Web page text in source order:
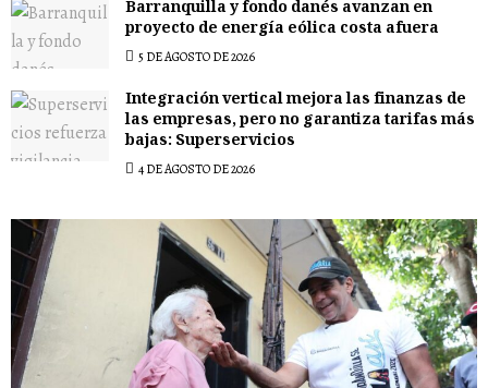
Barranquilla y fondo danés avanzan en
proyecto de energía eólica costa afuera
5 DE AGOSTO DE 2026
Integración vertical mejora las finanzas de
las empresas, pero no garantiza tarifas más
bajas: Superservicios
4 DE AGOSTO DE 2026